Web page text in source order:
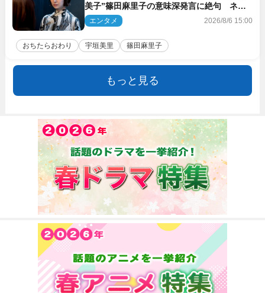
美子”篠田麻里子の意味深発言に絶句 ネッ
ト驚き「まさか」「意外な展開」
エンタメ 2026/8/6 15:00
おちたらおわり 宇垣美里 篠田麻里子
もっと見る